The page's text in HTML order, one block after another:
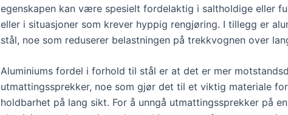
egenskapen kan være spesielt fordelaktig i saltholdige eller
eller i situasjoner som krever hyppig rengjøring. I tillegg er
stål, noe som reduserer belastningen på trekkvognen over
Aluminiums fordel i forhold til stål er at det er mer
utmattingssprekker, noe som gjør det til et viktig materiale
holdbarhet på lang sikt. For å unngå utmattingssprekker på